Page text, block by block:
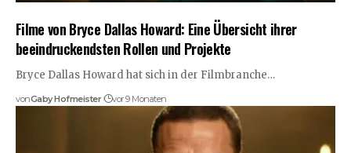
Filme von Bryce Dallas Howard: Eine Übersicht ihrer
beeindruckendsten Rollen und Projekte
Bryce Dallas Howard hat sich in der Filmbranche…
vonGaby Hofmeister vor 9 Monaten